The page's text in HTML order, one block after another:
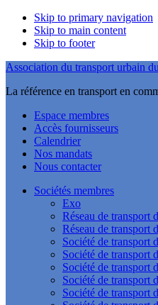
Skip to primary navigation
Skip to main content
Skip to footer
Association du transport urbain
La référence en transport en
Espace membres
Accès fournisseurs
Calendrier
Nos mandats
Nous contacter
Sociétés membres
Exo
Réseau de transport
Réseau de
Société de transport
Société de transport
Société de transport
Société de transport
Société de transport